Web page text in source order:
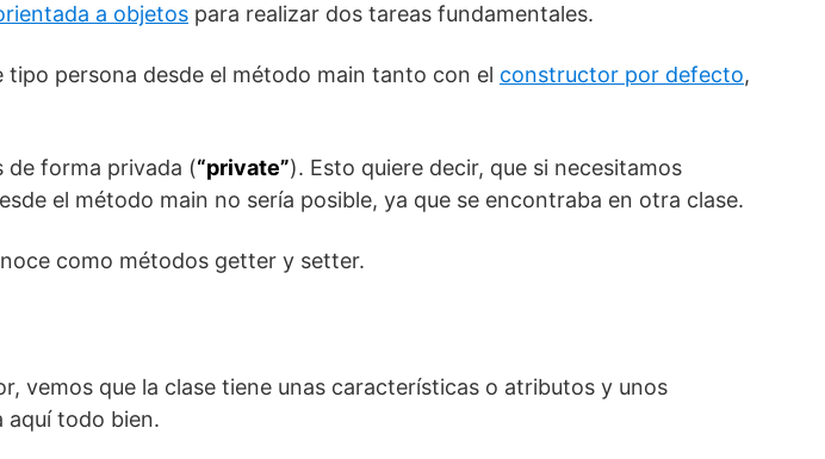
a objetos para realizar dos tareas fundamentales.
persona desde el método main tanto con el constructor por defecto,
de forma privada (“private”). Esto quiere decir, que si necesitamos
el método main no sería posible, ya que se encontraba en otra clase.
como métodos getter y setter.
vemos que la clase tiene unas características o atributos y unos
aquí todo bien.